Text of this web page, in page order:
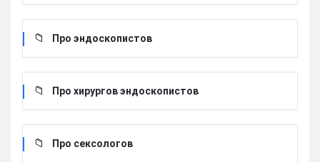
Про эндоскопистов
Про хирургов эндоскопистов
Про сексологов